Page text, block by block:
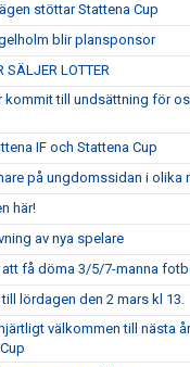
stöttar Stattena Cup
blir plansponsor
SÄLJER LOTTER
kommit till undsättning för
IF och Stattena Cup
på ungdomssidan i olika
här!
av nya spelare
få döma 3/5/7-manna
lördagen den 2 mars kl 13.
välkommen till nästa